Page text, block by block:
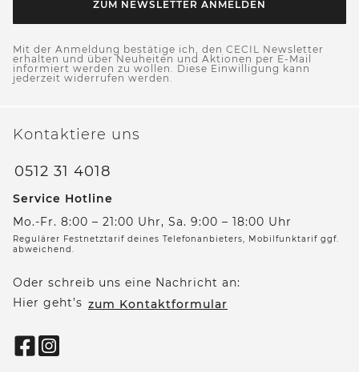
ZUM NEWSLETTER ANMELDEN
Mit der Anmeldung bestätige ich, den CECIL Newsletter
erhalten und über Neuheiten und Aktionen per E-Mail
informiert werden zu wollen. Diese Einwilligung kann
jederzeit widerrufen werden.
Kontaktiere uns
0512 31 4018
Service Hotline
Mo.-Fr. 8:00 – 21:00 Uhr, Sa. 9:00 – 18:00 Uhr
Regulärer Festnetztarif deines Telefonanbieters, Mobilfunktarif ggf.
abweichend.
Oder schreib uns eine Nachricht an:
Hier geht’s zum Kontaktformular